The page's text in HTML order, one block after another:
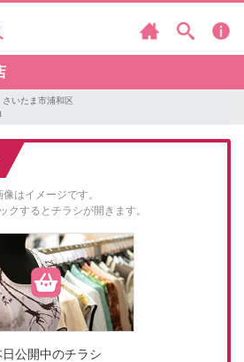
さいたま市浦和区
像はイメージです。
クするとチラシが開きます。
日公開中のチラシ